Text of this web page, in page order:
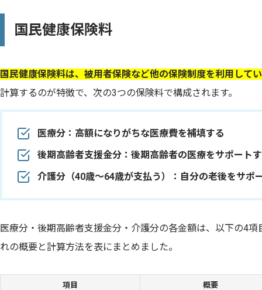
国民健康保険料
国民健康保険料は、被用者保険など他の保険制度を利用して
計算するのが特徴で、次の3つの保険料で構成されます。
医療分：高額になりがちな医療費を補填する
後期高齢者支援金分：後期高齢者の医療をサポート
介護分（40歳～64歳が支払う）：自分の老後をサポ
医療分・後期高齢者支援金分・介護分の各金額は、以下の4
れの概要と計算方法を表にまとめました。
項目 概要